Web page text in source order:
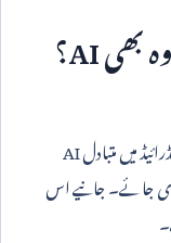
بھیAI؟
میں متبادلAI
جائے۔ جانیے اس